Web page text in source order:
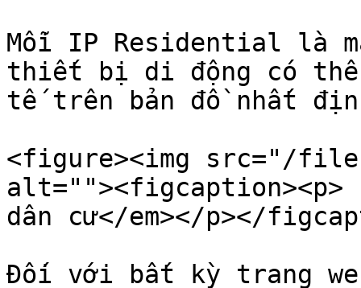
Mỗi IP Residential là
thiết bị di động có
tế trên bản đồ nhất
<figure><img src="/
alt=""><figcaption><p>
dân cư</em></p></
Đối với bất kỳ trang